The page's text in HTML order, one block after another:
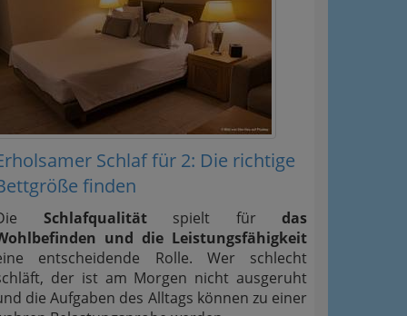
Schlaf für 2: Die richtige
finden
Schlafqualitätspielt für das
und die Leistungsfähigkeit
entscheidende Rolle. Wer schlecht
der ist am Morgen nicht ausgeruht
die Aufgaben des Alltags können zu einer